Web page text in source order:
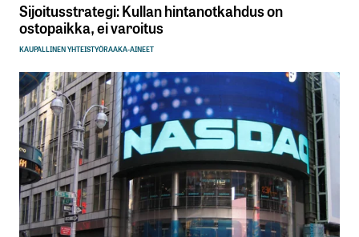
Sijoitusstrategi: Kullan hintanotkahdus on
ostopaikka, ei varoitus
KAUPALLINEN YHTEISTYÖRAAKA-AINEET